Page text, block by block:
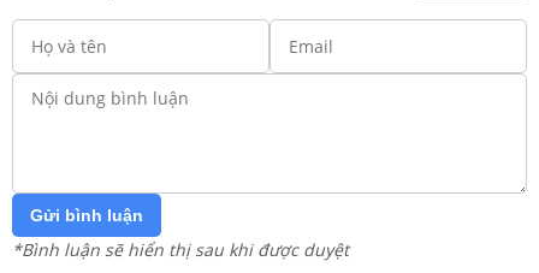
Gửi bình luận
*Bình luận sẽ hiển thị sau khi được duyệt